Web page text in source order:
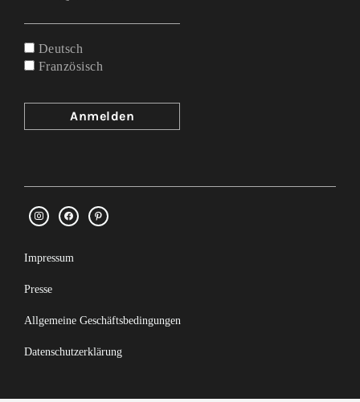
Deutsch
Französisch
Impressum
Presse
Allgemeine Geschäftsbedingungen
Datenschutzerklärung